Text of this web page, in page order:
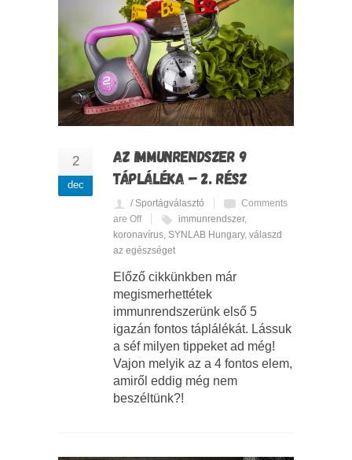
2
dec
AZ IMMUNRENDSZER 9
TÁPLÁLÉKA – 2. RÉSZ
/ Sportágválasztó
Comments
are Off
immunrendszer,
koronavírus, SYNLAB Hungary, válaszd
az egészséget
Előző cikkünkben már
megismerhettétek
immunrendszerünk első 5
igazán fontos táplálékát. Lássuk
a séf milyen tippeket ad még!
Vajon melyik az a 4 fontos elem,
amiről eddig még nem
beszéltünk?!